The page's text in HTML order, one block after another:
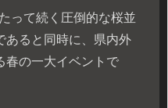
って続く圧倒的な桜並
あると同時に、県内外
春の一大イベントで